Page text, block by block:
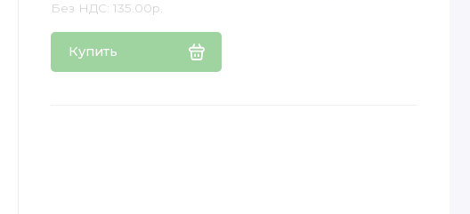
Без НДС: 135.00р.
Купить